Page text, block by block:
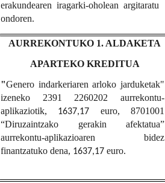
erakundearen iragarki-oholean argitaratu
ondoren.
AURREKONTUKO 1. ALDAKETA
APARTEKO KREDITUA
"Genero indarkeriaren arloko jarduketak"
izeneko 2391 2260202 aurrekontu-
aplikaziotik, 1637,17 euro, 8701001
“Diruzaintzako gerakin afektatua”
aurrekontu-aplikazioaren bidez
finantzatuko dena, 1637,17euro.